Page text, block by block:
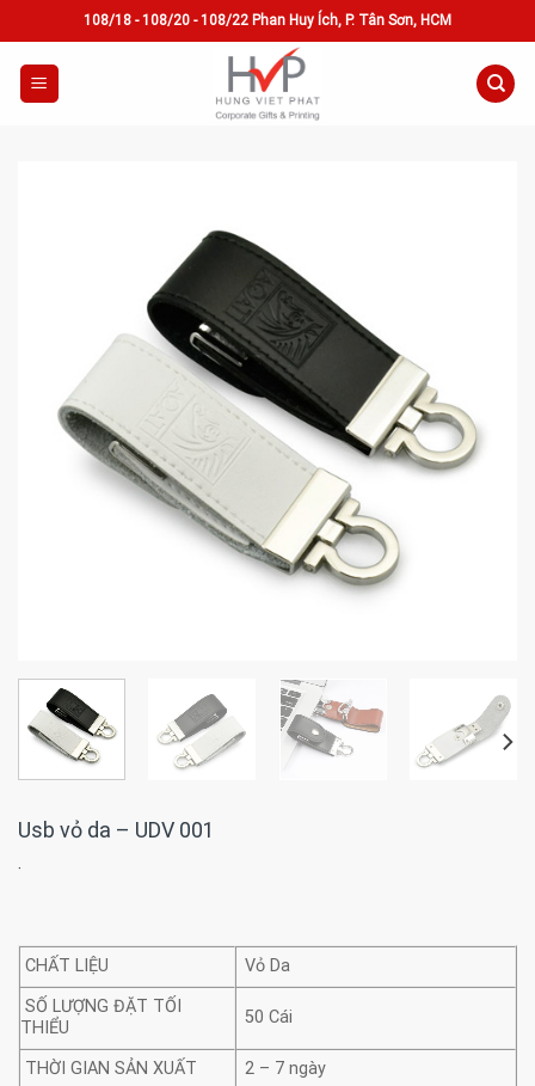
to
content
108/18 - 108/20 - 108/22 Phan Huy Ích, P. Tân Sơn, HCM
Usb vỏ da – UDV 001
·
CHẤT LIỆU
Vỏ Da
SỐ LƯỢNG ĐẶT TỐI
THIỂU
50 Cái
THỜI GIAN SẢN XUẤT 2 – 7 ngày